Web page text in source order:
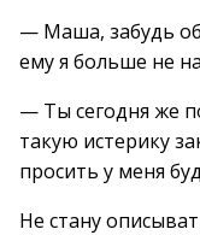
— Маша, забудь об
ему я больше не
— Ты сегодня же
такую истерику
просить у меня
Не стану